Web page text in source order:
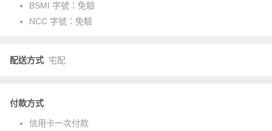
BSMI 字號： 免驗
NCC 字號： 免驗
配送方式 宅配
付款方式
信用卡一次付款